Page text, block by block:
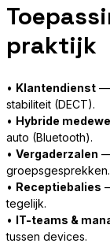
praktijk
• Klantendienst —
stabiliteit (DECT).
• Hybride
auto (Bluetooth).
• Vergaderzalen
groepsgesprekken.
• Receptiebalies
tegelijk.
• IT-teams &
tussen devices.